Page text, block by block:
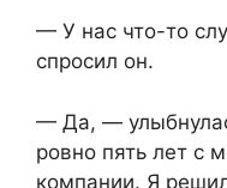
— У нас что-то
спросил он.
— Да, —
ровно пять лет с
компании. Я